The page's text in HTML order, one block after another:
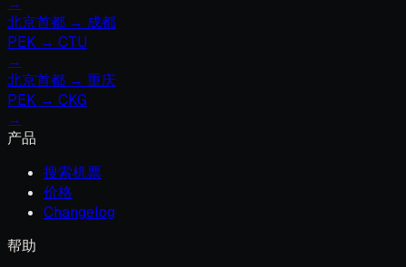
北京首都 → 成都
PEK → CTU
→
北京首都 → 重庆
PEK → CKG
→
产品
搜索机票
价格
Changelog
帮助